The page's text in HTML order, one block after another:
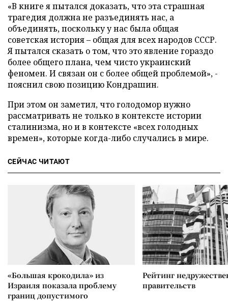
«В книге я пытался доказать, что эта страшная
трагедия должна не разъединять нас, а
объединять, поскольку у нас была общая
советская история – общая для всех народов СССР.
Я пытался сказать о том, что это явление гораздо
более общего плана, чем чисто украинский
феномен. И связан он с более общей проблемой», -
пояснил свою позицию Кондрашин.
При этом он заметил, что голодомор нужно
рассматривать не только в контексте истории
сталинизма, но и в контексте «всех голодных
времен», которые когда-либо случались в мире.
СЕЙЧАС ЧИТАЮТ
«Большая крокодила» из
Израиля показала проблему
границ допустимого
Рейтинг
правительств